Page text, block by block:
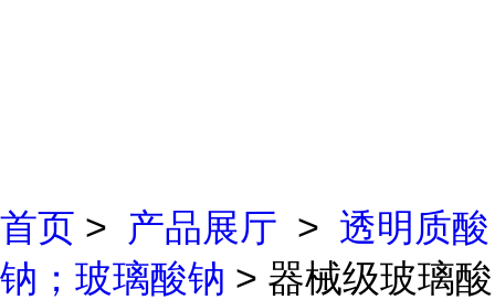
首页 > 产品展厅 > 透明质酸
钠；玻璃酸钠 > 器械级玻璃酸